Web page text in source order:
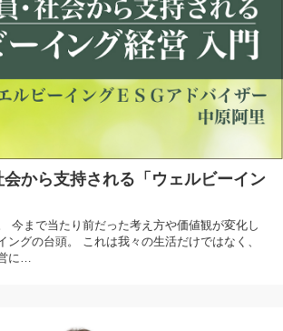
から支持される「ウェルビーイン
今まで当たり前だった考え方や価値観が変化し
ングの台頭。 これは我々の生活だけではなく、
に…